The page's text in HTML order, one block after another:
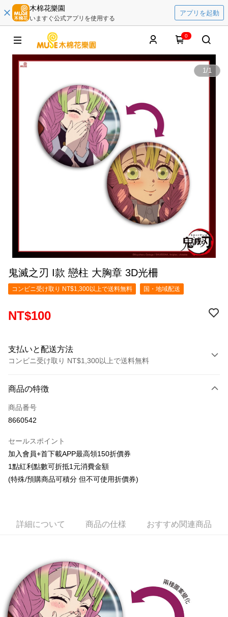
木棉花樂園
いますぐ公式アプリを使用する
アプリを起動
0
1/1
鬼滅之刃 I款 戀柱 大胸章 3D光柵
コンビニ受け取り NT$1,300以上で送料無料 国・地域配送
NT$100
支払いと配送方法
コンビニ受け取り NT$1,300以上で送料無料
クレジットカード1回払い
コンビニ店頭代金引換
Apple Pay
Easy Wallet
代金引換
全家取貨付款
配送毎にNT$65、NT$1,300以上で送料無料
付款後全家取貨
配送毎にNT$65、NT$1,300以上で送料無料
商品の特徴
商品番号
8660542
セールスポイント
加入會員+首下載APP最高領150折價券
1點紅利點數可折抵1元消費金額
(特殊/預購商品可積分 但不可使用折價券)
詳細について 商品の仕様 おすすめ関連商品